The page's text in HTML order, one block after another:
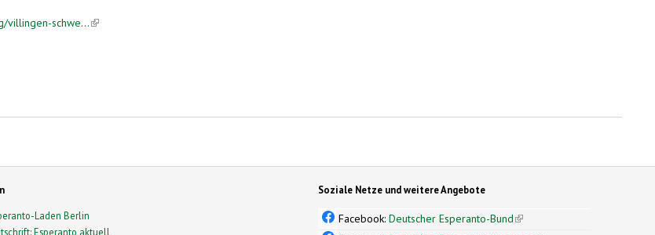
villingen-schwe...(link is external)
Laden Berlin
Esperanto aktuell
Soziale Netze und weitere Angebote
Facebook:Deutscher Esperanto-Bund(link is external)